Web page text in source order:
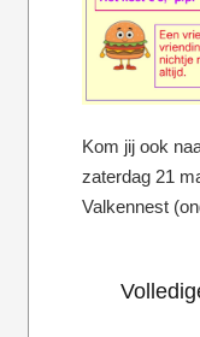
Kom jij ook
zaterdag 21
Valkennest